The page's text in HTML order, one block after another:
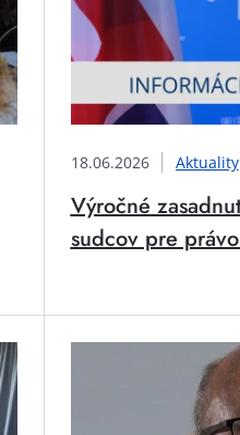
18.06.2026 Aktuality
Výročné
sudcov pre